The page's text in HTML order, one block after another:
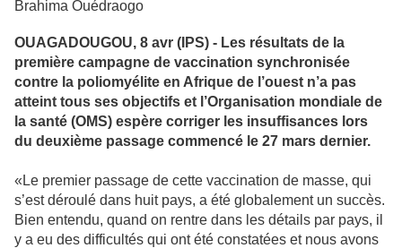
Brahima Ouédraogo
OUAGADOUGOU, 8 avr (IPS) - Les résultats de la
première campagne de vaccination synchronisée
contre la poliomyélite en Afrique de l’ouest n’a pas
atteint tous ses objectifs et l’Organisation mondiale de
la santé (OMS) espère corriger les insuffisances lors
du deuxième passage commencé le 27 mars dernier.
«Le premier passage de cette vaccination de masse, qui
s’est déroulé dans huit pays, a été globalement un succès.
Bien entendu, quand on rentre dans les détails par pays, il
y a eu des difficultés qui ont été constatées et nous avons